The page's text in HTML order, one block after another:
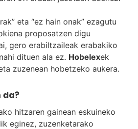
eta “ez hain onak” ezagutu
proposatzen digu
gero erabiltzaileak erabakiko
dituen ala ez. Hobelexek
zuzenean hobetzeko aukera.
da?
hitzaren gainean eskuineko
eginez, zuzenketarako